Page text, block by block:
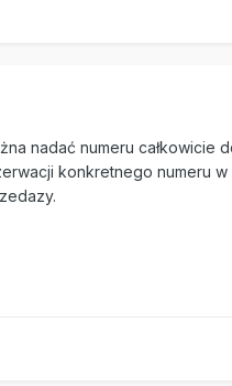
nadać numeru
konkretnego numeru w